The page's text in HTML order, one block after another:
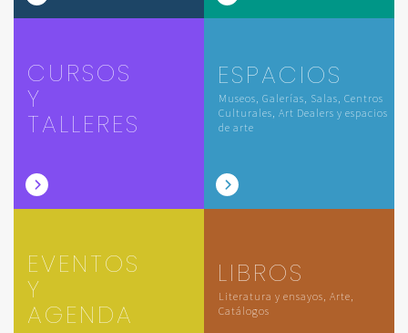
CURSOS
Y
TALLERES
ESPACIOS
Museos, Galerías, Salas, Centros
Culturales, Art Dealers y espacios
de arte
EVENTOS
Y
AGENDA
LIBROS
Literatura y ensayos, Arte,
Catálogos